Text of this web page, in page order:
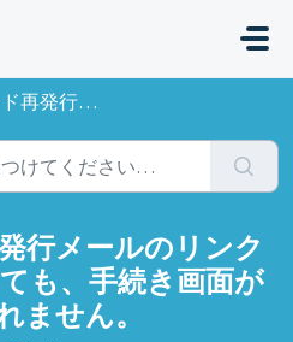
も、手続き画面が正常に表示されません。
行メールのリンク
も、手続き画面が
ません。